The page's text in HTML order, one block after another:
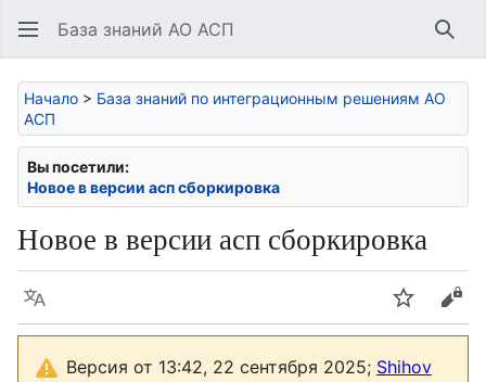
База знаний АО АСП
Начало > База знаний по интеграционным решениям АО
АСП
Вы посетили:
Новое в версии асп сборкировка
Новое в версии асп сборкировка
Язык Следить
Версия от 13:42, 22 сентября 2025; Shihov